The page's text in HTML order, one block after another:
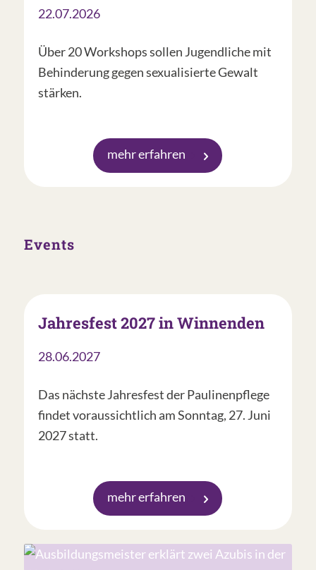
22.07.2026
Über 20 Workshops sollen Jugendliche mit
Behinderung gegen sexualisierte Gewalt
stärken.
mehr erfahren
Events
Jahresfest 2027 in Winnenden
28.06.2027
Das nächste Jahresfest der Paulinenpflege
findet voraussichtlich am Sonntag, 27. Juni
2027 statt.
mehr erfahren